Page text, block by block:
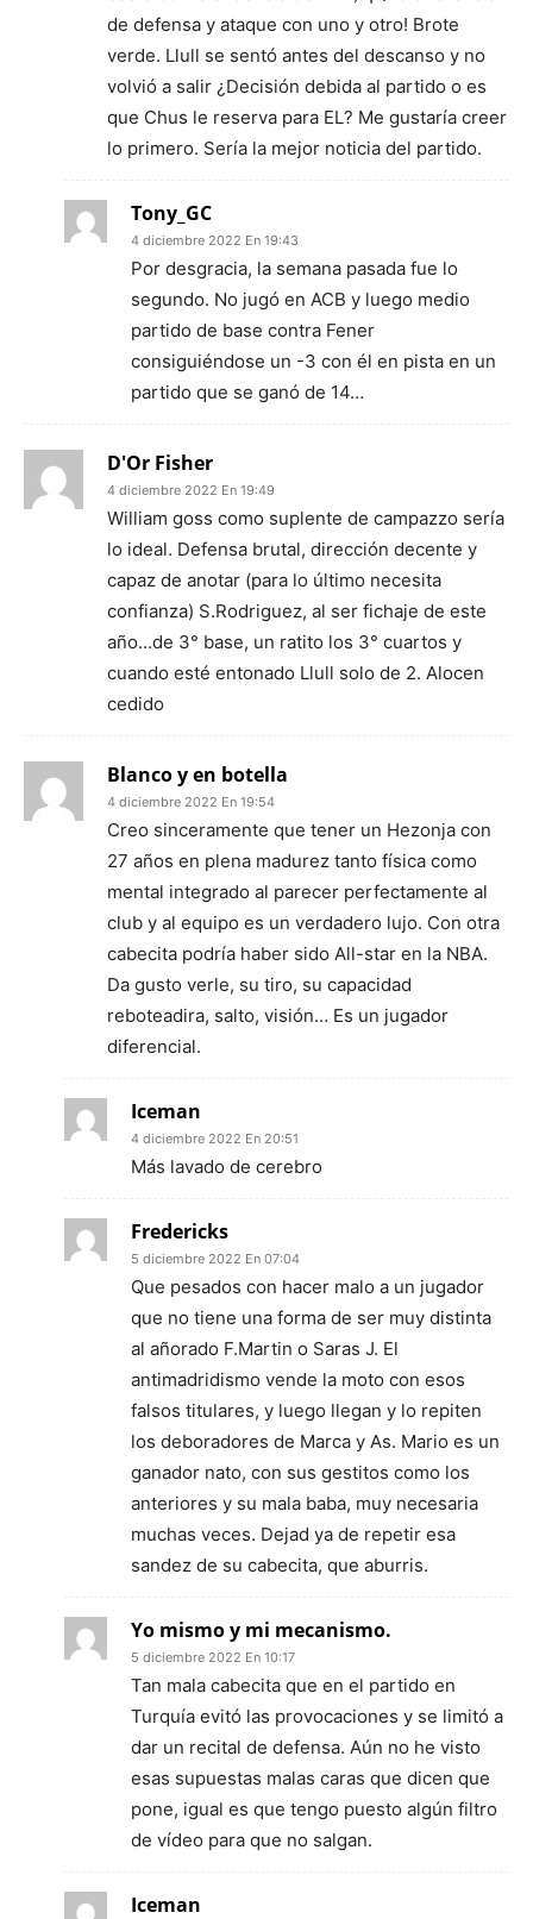
de defensa y ataque con uno y otro! Brote
verde. Llull se sentó antes del descanso y no
volvió a salir ¿Decisión debida al partido o es
que Chus le reserva para EL? Me gustaría creer
lo primero. Sería la mejor noticia del partido.
Tony_GC
4 diciembre 2022 En 19:43
Por desgracia, la semana pasada fue lo
segundo. No jugó en ACB y luego medio
partido de base contra Fener
consiguiéndose un -3 con él en pista en un
partido que se ganó de 14…
D'Or Fisher
4 diciembre 2022 En 19:49
William goss como suplente de campazzo sería
lo ideal. Defensa brutal, dirección decente y
capaz de anotar (para lo último necesita
confianza) S.Rodriguez, al ser fichaje de este
año…de 3° base, un ratito los 3° cuartos y
cuando esté entonado Llull solo de 2. Alocen
cedido
Blanco y en botella
4 diciembre 2022 En 19:54
Creo sinceramente que tener un Hezonja con
27 años en plena madurez tanto física como
mental integrado al parecer perfectamente al
club y al equipo es un verdadero lujo. Con otra
cabecita podría haber sido All-star en la NBA.
Da gusto verle, su tiro, su capacidad
reboteadira, salto, visión… Es un jugador
diferencial.
Iceman
4 diciembre 2022 En 20:51
Más lavado de cerebro
Fredericks
5 diciembre 2022 En 07:04
Que pesados con hacer malo a un jugador
que no tiene una forma de ser muy distinta
al añorado F.Martin o Saras J. El
antimadridismo vende la moto con esos
falsos titulares, y luego llegan y lo repiten
los deboradores de Marca y As. Mario es un
ganador nato, con sus gestitos como los
anteriores y su mala baba, muy necesaria
muchas veces. Dejad ya de repetir esa
sandez de su cabecita, que aburris.
Yo mismo y mi mecanismo.
5 diciembre 2022 En 10:17
Tan mala cabecita que en el partido en
Turquía evitó las provocaciones y se limitó a
dar un recital de defensa. Aún no he visto
esas supuestas malas caras que dicen que
pone, igual es que tengo puesto algún filtro
de vídeo para que no salgan.
Iceman